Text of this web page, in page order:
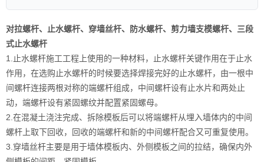
对拉螺杆、止水螺杆、穿墙丝杆、防水螺杆、剪力墙支模螺杆、三段
式止水螺杆
1.止水螺杆施工工程上使用的一种材料，止水螺杆关键作用在于止水
作用，在选购止水螺杆的时候要选择焊接完好的止水螺杆，由一根中
间螺杆连接两根对称的端螺杆组成，中间螺杆设有止水片和两处止
动，端螺杆设有紧固螺纹并配置紧固螺母。
2.在混凝土浇注完成、拆除模板后可以将端螺杆从埋入墙体内的中间
螺杆上取下回收，回收的端螺杆和新的中间螺杆配合又可重复使用。
3.穿墙丝杆主要是用于墙体模板内、外侧模板之间的拉结，确保内外